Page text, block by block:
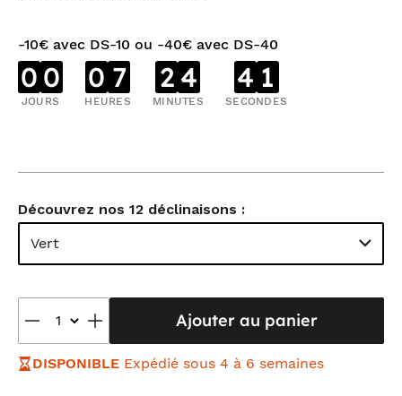
-10€ avec DS-10 ou -40€ avec DS-40
0 0
JOURS
0 7
HEURES
2 4
MINUTES
4 0
SECONDES
Découvrez nos 12 déclinaisons :
Vert
Ajouter au panier
DISPONIBLE Expédié sous 4 à 6 semaines